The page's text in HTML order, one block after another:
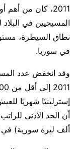
2011، كان من
المسيحيين في
نطاق السيطرة،
في سوريا.
ألف ليرة سورية) في